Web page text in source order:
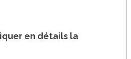
en détails la